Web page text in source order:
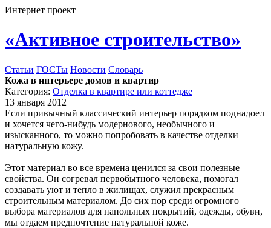
Интернет проект
«Активное строительство»
Статьи ГОСТы Новости Словарь
Кожа в интерьере домов и квартир
Категория: Отделка в квартире или коттедже
13 января 2012
Если привычный классический интерьер порядком поднадоел
и хочется чего-нибудь модернового, необычного и
изысканного, то можно попробовать в качестве отделки
натуральную кожу.
Этот материал во все времена ценился за свои полезные
свойства. Он согревал первобытного человека, помогал
создавать уют и тепло в жилищах, служил прекрасным
строительным материалом. До сих пор среди огромного
выбора материалов для напольных покрытий, одежды, обуви,
мы отдаем предпочтение натуральной коже.